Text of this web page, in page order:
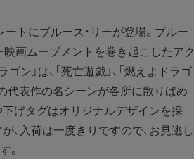
トにブルース・リーが登場。ブルー
映画ムーブメントを巻き起こしたアク
ン」は、「死亡遊戯」、「燃えよドラゴ
の代表作の名シーンが各所に散りばめ
げタグはオリジナルデザインを採
、入荷は一度きりですので、お見逃し
。